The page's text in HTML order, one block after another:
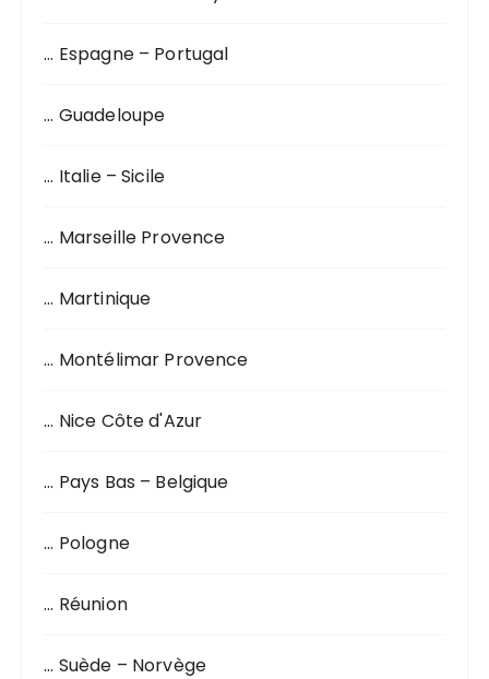
… Espagne – Portugal
… Guadeloupe
… Italie – Sicile
… Marseille Provence
… Martinique
… Montélimar Provence
… Nice Côte d'Azur
… Pays Bas – Belgique
… Pologne
… Réunion
… Suède – Norvège